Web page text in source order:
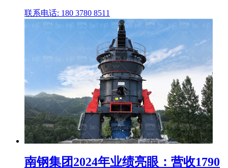
联系电话: 180 3780 8511
南钢集团2024年业绩亮眼：营收1790